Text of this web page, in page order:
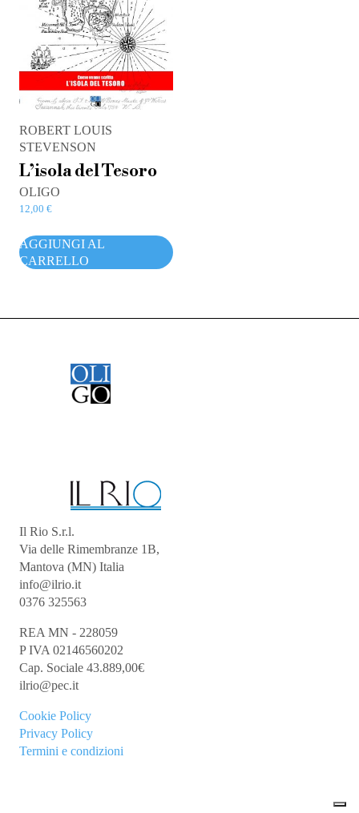
ROBERT LOUIS
STEVENSON
L’isola del Tesoro
OLIGO
12,00 €
AGGIUNGI AL
CARRELLO
Il Rio S.r.l.
Via delle Rimembranze 1B,
Mantova (MN) Italia
info@ilrio.it
0376 325563
REA MN - 228059
P IVA 02146560202
Cap. Sociale 43.889,00€
ilrio@pec.it
Cookie Policy
Privacy Policy
Termini e condizioni